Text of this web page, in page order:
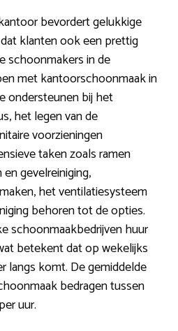
bevordert gelukkige
klanten ook een prettig
schoonmakers in de
met kantoorschoonmaak in
ondersteunen bij het
het legen van de
voorzieningen
taken zoals ramen
gevelreiniging,
het ventilatiesysteem
behoren tot de opties.
schoonmaakbedrijven huur
betekent dat op wekelijks
langs komt. De gemiddelde
bedragen tussen
uur.